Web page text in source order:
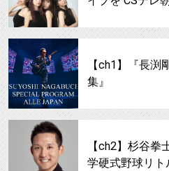
サムネイル
【ch1】『長渕
集』
【ch2】杉谷拳
学硬式野球リ